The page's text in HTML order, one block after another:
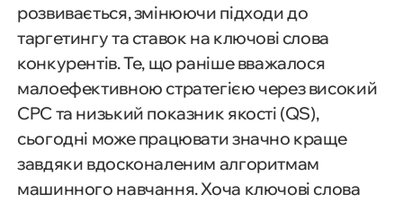
розвивається, змінюючи підходи до
таргетингу та ставок на ключові слова
конкурентів. Те, що раніше вважалося
малоефективною стратегією через високий
CPC та низький показник якості (QS),
сьогодні може працювати значно краще
завдяки вдосконаленим алгоритмам
машинного навчання. Хоча ключові слова